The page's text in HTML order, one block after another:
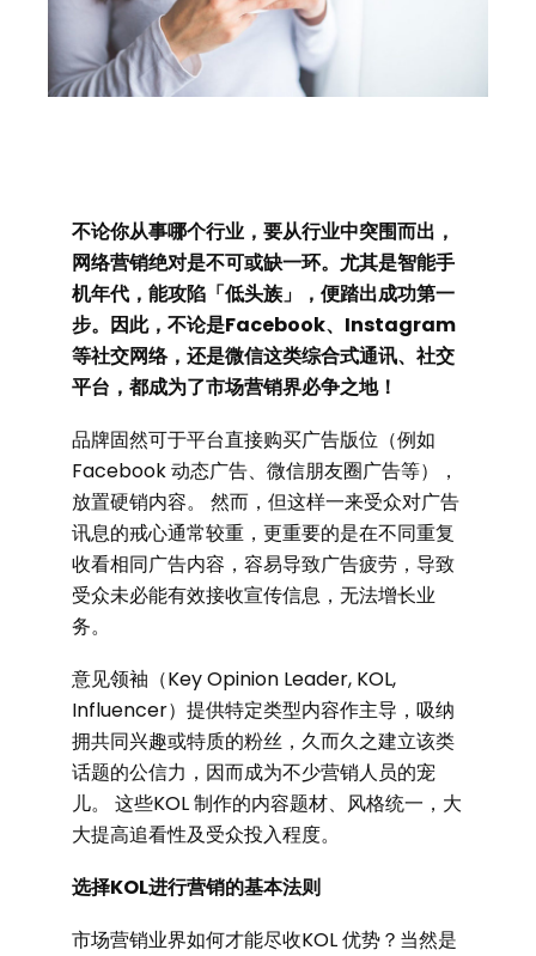
不论你从事哪个行业，要从行业中突围而出，
网络营销绝对是不可或缺一环。尤其是智能手
机年代，能攻陷「低头族」，便踏出成功第一
步。因此，不论是Facebook、Instagram
等社交网络，还是微信这类综合式通讯、社交
平台，都成为了市场营销界必争之地！
品牌固然可于平台直接购买广告版位（例如
Facebook 动态广告、微信朋友圈广告等），
放置硬销内容。 然而，但这样一来受众对广告
讯息的戒心通常较重，更重要的是在不同重复
收看相同广告内容，容易导致广告疲劳，导致
受众未必能有效接收宣传信息，无法增长业
务。
意见领袖（Key Opinion Leader, KOL,
Influencer）提供特定类型内容作主导，吸纳
拥共同兴趣或特质的粉丝，久而久之建立该类
话题的公信力，因而成为不少营销人员的宠
儿。 这些KOL 制作的内容题材、风格统一，大
大提高追看性及受众投入程度。
选择KOL进行营销的基本法则
市场营销业界如何才能尽收KOL 优势？当然是